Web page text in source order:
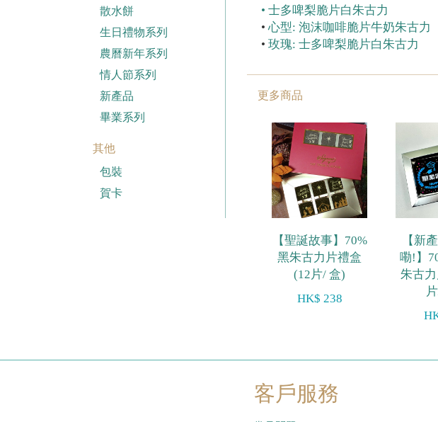
散水餅
生日禮物系列
農曆新年系列
情人節系列
新產品
畢業系列
其他
包裝
賀卡
• 士多啤梨脆片白朱古力
•心型: 泡沫咖啡脆片牛奶朱古力
•玫瑰: 士多啤梨脆片白朱古力
更多商品
【聖誕故事】70%
黑朱古力片禮盒
(12片/ 盒)
HK$ 238
【新
嘞!】
朱古
客戶服務